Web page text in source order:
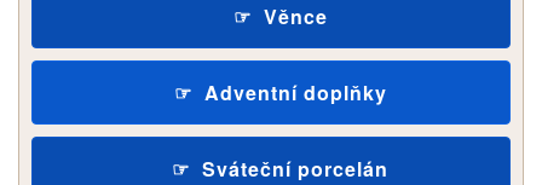
Věnce
Adventní doplňky
Sváteční porcelán